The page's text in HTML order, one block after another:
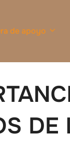
de apoyo